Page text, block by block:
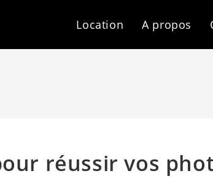
Location A propos
réussir vos